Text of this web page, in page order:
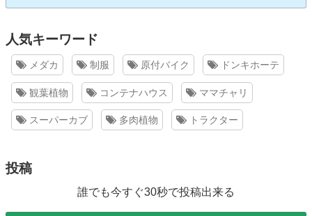
人気キーワード
メダカ 制服 原付バイク ドンキホーテ
観葉植物 コンテナハウス ママチャリ
スーパーカブ 多肉植物 トラクター
投稿
誰でも今すぐ30秒で投稿出来る